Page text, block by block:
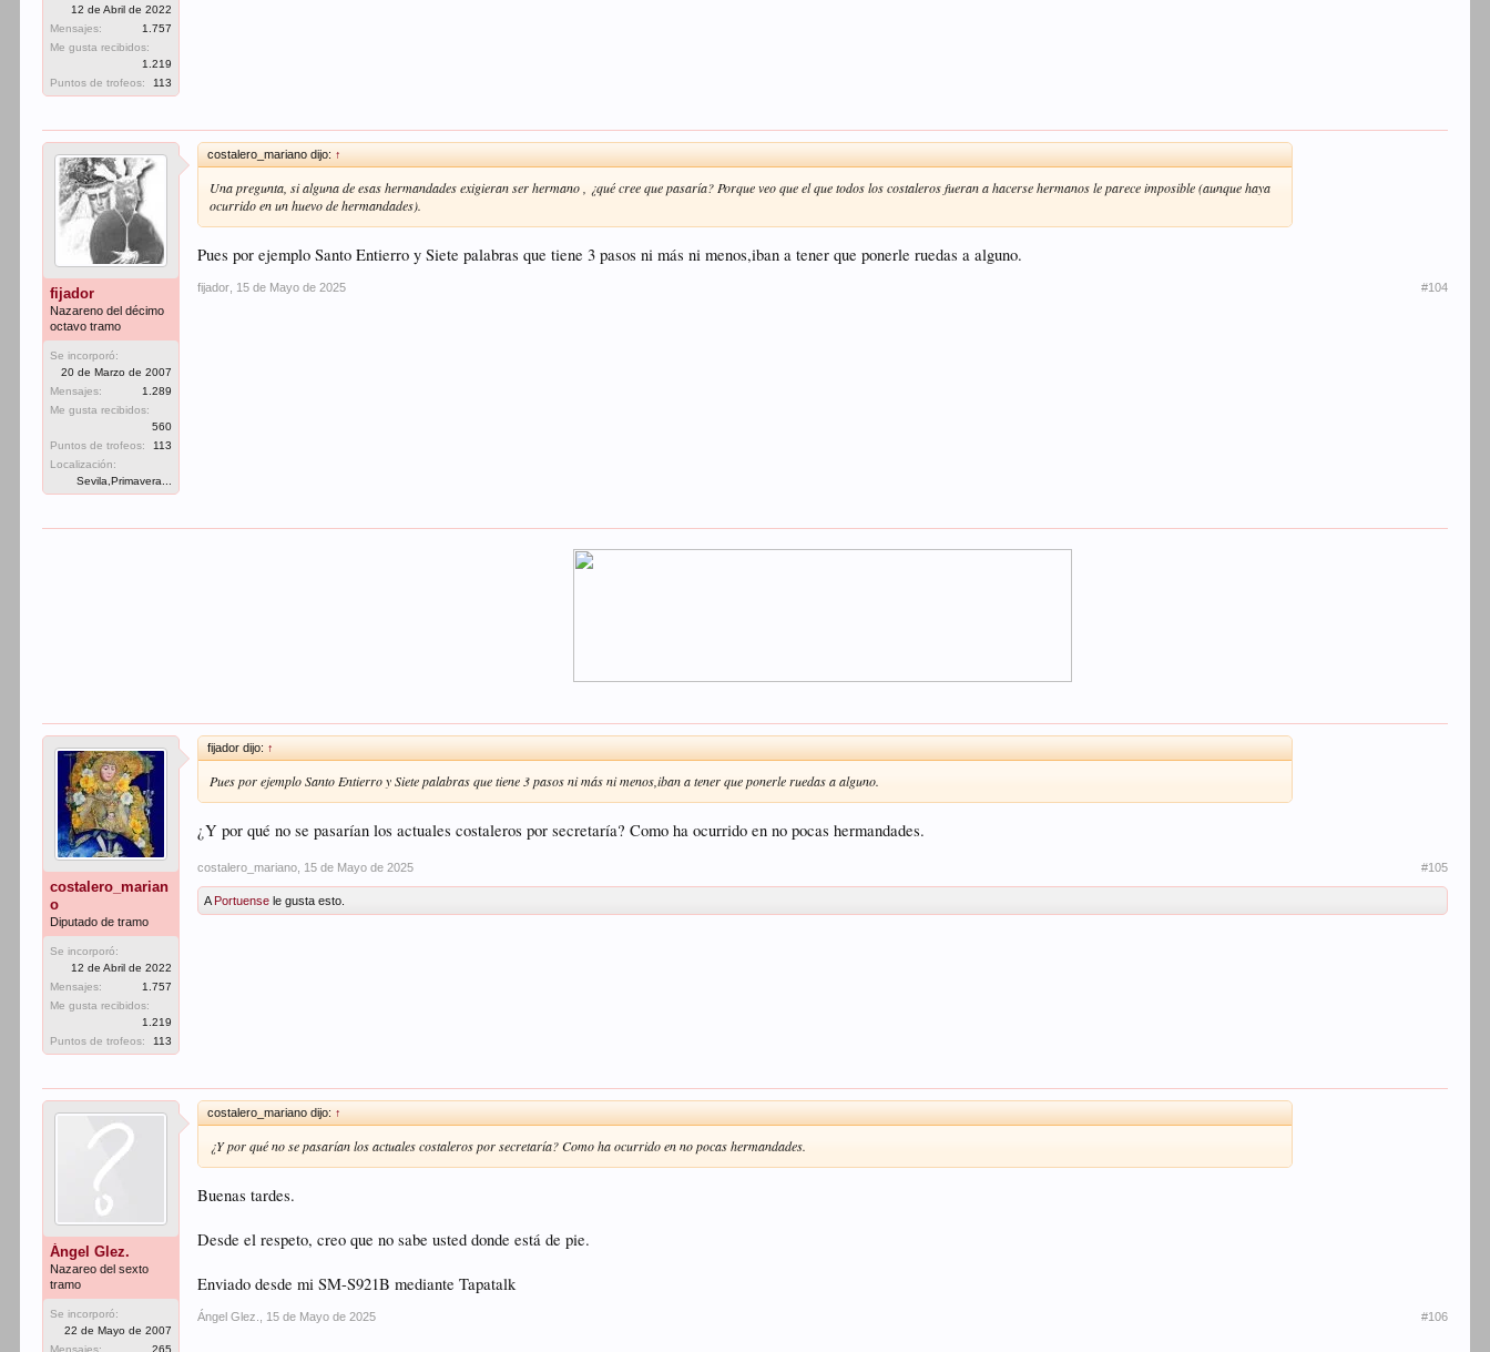
12 de Abril de 2022
Mensajes:
1.757
Me gusta recibidos:
1.219
Puntos de trofeos:
113
fijador
Nazareno del décimo
octavo tramo
Se incorporó:
20 de Marzo de 2007
Mensajes:
1.289
Me gusta recibidos:
560
Puntos de trofeos:
113
Localización:
Sevila,Primavera...
costalero_mariano dijo: ↑
Una pregunta, si alguna de esas hermandades exigieran ser hermano , ¿qué cree que pasaría? Porque veo que el que todos los costaleros fueran a hacerse hermanos le parece imposible (aunque haya
ocurrido en un huevo de hermandades).
Pues por ejemplo Santo Entierro y Siete palabras que tiene 3 pasos ni más ni menos,iban a tener que ponerle ruedas a alguno.
fijador 15 de Mayo de 2025 #104
costalero_marian
o
Diputado de tramo
Se incorporó:
12 de Abril de 2022
Mensajes:
1.757
Me gusta recibidos:
1.219
Puntos de trofeos:
113
fijador dijo: ↑
Pues por ejemplo Santo Entierro y Siete palabras que tiene 3 pasos ni más ni menos,iban a tener que ponerle ruedas a alguno.
¿Y por qué no se pasarían los actuales costaleros por secretaría? Como ha ocurrido en no pocas hermandades.
costalero_mariano 15 de Mayo de 2025 #105
APortuense le gusta esto.
Ángel Glez.
Nazareo del sexto
tramo
Se incorporó:
22 de Mayo de 2007
Mensajes:
265
costalero_mariano dijo: ↑
¿Y por qué no se pasarían los actuales costaleros por secretaría? Como ha ocurrido en no pocas hermandades.
Buenas tardes.
Desde el respeto, creo que no sabe usted donde está de pie.
Enviado desde mi SM-S921B mediante Tapatalk
Ángel Glez. 15 de Mayo de 2025 #106